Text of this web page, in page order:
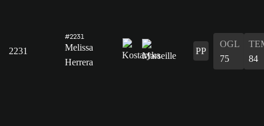
2231
#2231
Melissa
Herrera
PP
OGL
75
84